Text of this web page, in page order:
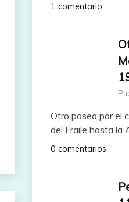
1 comentario
Otro paseo por el
del Fraile hasta la
0 comentarios